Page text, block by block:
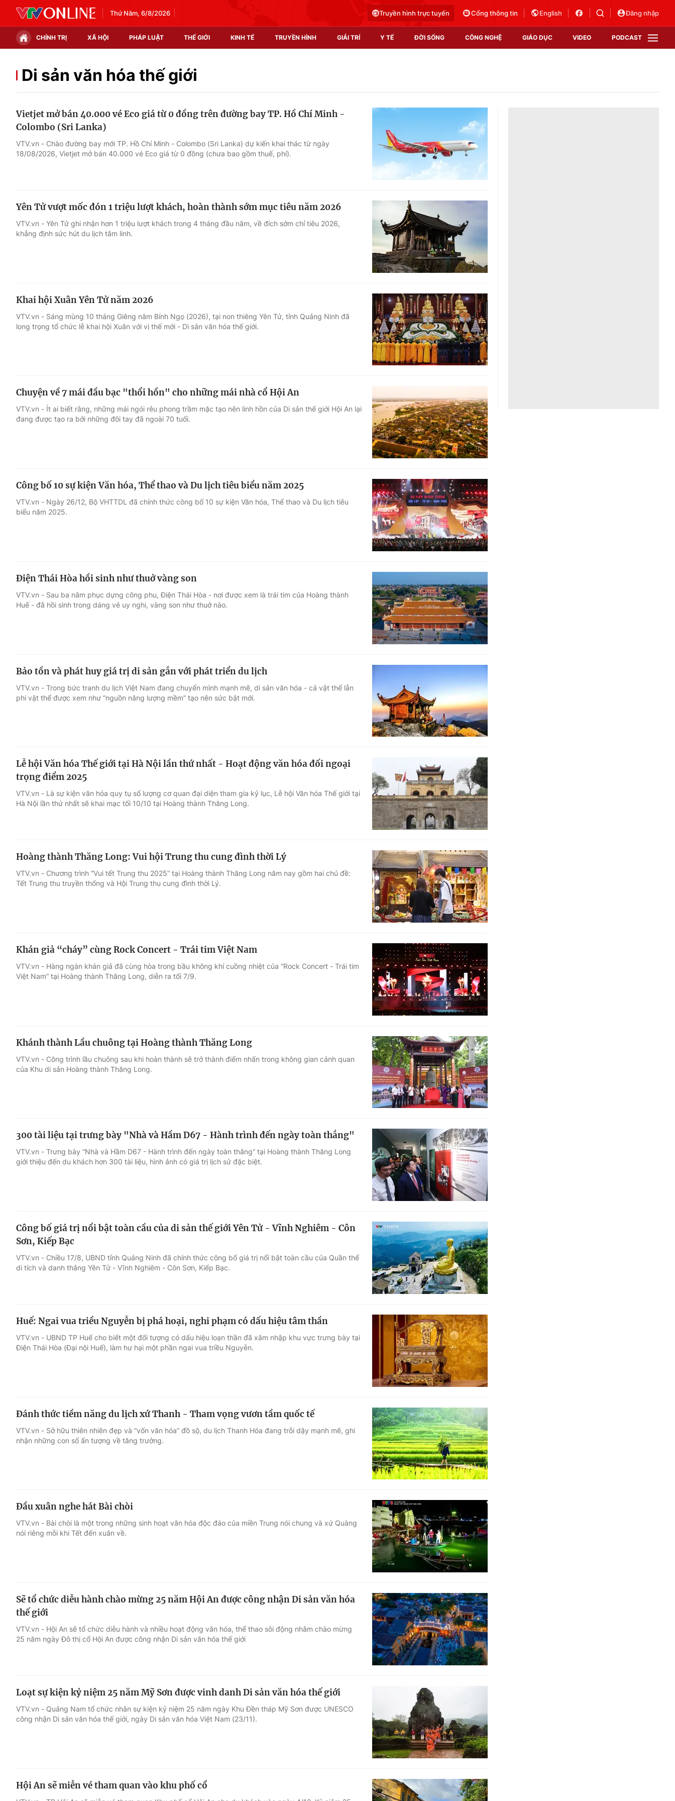
Thứ Năm, 6/8/2026 Truyền hình trực tuyến Cổng thông tin English Đăng nhập
CHÍNH TRỊ XÃ HỘI PHÁP LUẬT THẾ GIỚI KINH TẾ TRUYỀN HÌNH GIẢI TRÍ Y TẾ ĐỜI SỐNG CÔNG NGHỆ GIÁO DỤC VIDEO PODCAST
Chính trị Xã hội
Tin tức
Thế giới đó đây
Câu chuyện quốc tế
Thị trường
Góc doanh nghiệp
Hậu trường
Nhân vật
Shorts video
Podcast
EMagazine
Photo
Infographic
Góc ảnh
Điện ảnh
Âm nhạc
Sao
Làm đẹp
Chất lượng cuộc sống
Học trực tuyến
Công nghệ
Hitech Công nghệ tương lai
Sản phẩm
Thị trường
Tư vấn
VTV Sức khoẻ
Di sản văn hóa thế giới
Vietjet mở bán 40.000 vé Eco giá từ 0 đồng trên đường bay TP. Hồ Chí Minh -
Colombo (Sri Lanka)
VTV.vn - Chào đường bay mới TP. Hồ Chí Minh - Colombo (Sri Lanka) dự kiến khai thác từ ngày
18/08/2026, Vietjet mở bán 40.000 vé Eco giá từ 0 đồng (chưa bao gồm thuế, phí).
Yên Tử vượt mốc đón 1 triệu lượt khách, hoàn thành sớm mục tiêu năm 2026
VTV.vn - Yên Tử ghi nhận hơn 1 triệu lượt khách trong 4 tháng đầu năm, về đích sớm chỉ tiêu 2026,
khẳng định sức hút du lịch tâm linh.
Khai hội Xuân Yên Tử năm 2026
VTV.vn - Sáng mùng 10 tháng Giêng năm Bính Ngọ (2026), tại non thiêng Yên Tử, tỉnh Quảng Ninh đã
long trọng tổ chức lễ khai hội Xuân với vị thế mới - Di sản văn hóa thế giới.
Chuyện về 7 mái đầu bạc "thổi hồn" cho những mái nhà cổ Hội An
VTV.vn - Ít ai biết rằng, những mái ngói rêu phong trầm mặc tạo nên linh hồn của Di sản thế giới Hội An lại
đang được tạo ra bởi những đôi tay đã ngoài 70 tuổi.
Công bố 10 sự kiện Văn hóa, Thể thao và Du lịch tiêu biểu năm 2025
VTV.vn - Ngày 26/12, Bộ VHTTDL đã chính thức công bố 10 sự kiện Văn hóa, Thể thao và Du lịch tiêu
biểu năm 2025.
Điện Thái Hòa hồi sinh như thuở vàng son
VTV.vn - Sau ba năm phục dựng công phu, Điện Thái Hòa - nơi được xem là trái tim của Hoàng thành
Huế - đã hồi sinh trong dáng vẻ uy nghi, vàng son như thuở nào.
Bảo tồn và phát huy giá trị di sản gắn với phát triển du lịch
VTV.vn - Trong bức tranh du lịch Việt Nam đang chuyển mình mạnh mẽ, di sản văn hóa - cả vật thể lẫn
phi vật thể được xem như “nguồn năng lượng mềm” tạo nên sức bật mới.
Lễ hội Văn hóa Thế giới tại Hà Nội lần thứ nhất - Hoạt động văn hóa đối ngoại
trọng điểm 2025
VTV.vn - Là sự kiện văn hóa quy tụ số lượng cơ quan đại diện tham gia kỷ lục, Lễ hội Văn hóa Thế giới tại
Hà Nội lần thứ nhất sẽ khai mạc tối 10/10 tại Hoàng thành Thăng Long.
Hoàng thành Thăng Long: Vui hội Trung thu cung đình thời Lý
VTV.vn - Chương trình “Vui tết Trung thu 2025” tại Hoàng thành Thăng Long năm nay gồm hai chủ đề:
Tết Trung thu truyền thống và Hội Trung thu cung đình thời Lý.
Khán giả “cháy” cùng Rock Concert - Trái tim Việt Nam
VTV.vn - Hàng ngàn khán giả đã cùng hòa trong bầu không khí cuồng nhiệt của “Rock Concert - Trái tim
Việt Nam” tại Hoàng thành Thăng Long, diễn ra tối 7/9.
Khánh thành Lầu chuông tại Hoàng thành Thăng Long
VTV.vn - Công trình lầu chuông sau khi hoàn thành sẽ trở thành điểm nhấn trong không gian cảnh quan
của Khu di sản Hoàng thành Thăng Long.
300 tài liệu tại trưng bày "Nhà và Hầm D67 - Hành trình đến ngày toàn thắng"
VTV.vn - Trưng bày “Nhà và Hầm D67 - Hành trình đến ngày toàn thắng” tại Hoàng thành Thăng Long
giới thiệu đến du khách hơn 300 tài liệu, hình ảnh có giá trị lịch sử đặc biệt.
Công bố giá trị nổi bật toàn cầu của di sản thế giới Yên Tử - Vĩnh Nghiêm - Côn
Sơn, Kiếp Bạc
VTV.vn - Chiều 17/8, UBND tỉnh Quảng Ninh đã chính thức công bố giá trị nổi bật toàn cầu của Quần thể
di tích và danh thắng Yên Tử - Vĩnh Nghiêm - Côn Sơn, Kiếp Bạc.
Huế: Ngai vua triều Nguyễn bị phá hoại, nghi phạm có dấu hiệu tâm thần
VTV.vn - UBND TP Huế cho biết một đối tượng có dấu hiệu loạn thần đã xâm nhập khu vực trưng bày tại
Điện Thái Hòa (Đại nội Huế), làm hư hại một phần ngai vua triều Nguyễn.
Đánh thức tiềm năng du lịch xứ Thanh - Tham vọng vươn tầm quốc tế
VTV.vn - Sở hữu thiên nhiên đẹp và “vốn văn hóa” đồ sộ, du lịch Thanh Hóa đang trỗi dậy mạnh mẽ, ghi
nhận những con số ấn tượng về tăng trưởng.
Đầu xuân nghe hát Bài chòi
VTV.vn - Bài chòi là một trong những sinh hoạt văn hóa độc đáo của miền Trung nói chung và xứ Quàng
nói riêng mỗi khi Tết đến xuân về.
Sẽ tổ chức diễu hành chào mừng 25 năm Hội An được công nhận Di sản văn hóa
thế giới
VTV.vn - Hội An sẽ tổ chức diễu hành và nhiều hoạt động văn hóa, thể thao sôi động nhằm chào mừng
25 năm ngày Đô thị cổ Hội An được công nhận Di sản văn hóa thế giới
Loạt sự kiện kỷ niệm 25 năm Mỹ Sơn được vinh danh Di sản văn hóa thế giới
VTV.vn - Quảng Nam tổ chức nhân sự kiện kỷ niệm 25 năm ngày Khu Đền tháp Mỹ Sơn được UNESCO
công nhận Di sản văn hóa thế giới, ngày Di sản văn hóa Việt Nam (23/11).
Hội An sẽ miễn vé tham quan vào khu phố cổ